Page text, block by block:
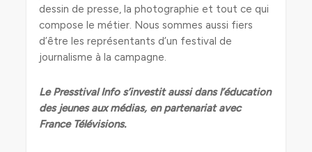
dessin de presse, la photographie et tout ce qui
compose le métier. Nous sommes aussi fiers
d’être les représentants d’un festival de
journalisme à la campagne.
Le Presstival Info s’investit aussi dans l’éducation
des jeunes aux médias, en partenariat avec
France Télévisions.